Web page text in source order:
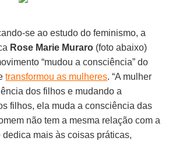
se ao estudo do feminismo, a
Rose Marie Muraro (foto abaixo)
“mudou a consciência” do
transformou as mulheres. “A mulher
dos filhos e mudando a
filhos, ela muda a consciência das
não tem a mesma relação com a
dedica mais às coisas práticas,